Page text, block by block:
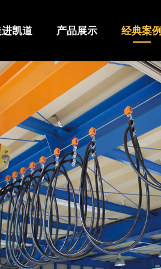
进凯道 产品展示 经典案例